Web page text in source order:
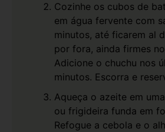
Cozinhe os cubos de
em água fervente com
minutos, até ficarem al
por fora, ainda firmes
Adicione o chuchu nos
minutos. Escorra e
Aqueça o azeite em
ou frigideira funda em
Refogue a cebola e o